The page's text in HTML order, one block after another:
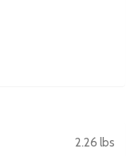
2.26 lbs